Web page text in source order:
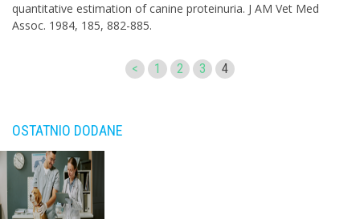
quantitative estimation of canine proteinuria. J AM Vet Med
Assoc. 1984, 185, 882-885.
< 1 2 3 4
OSTATNIO DODANE